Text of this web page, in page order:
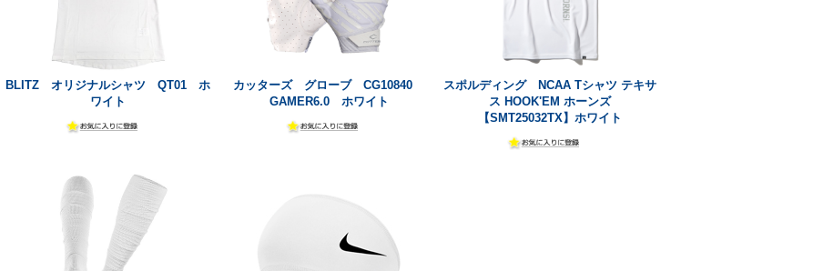
BLITZ オリジナルシャツ QT01 ホ
ワイト
カッターズ グローブ CG10840
GAMER6.0 ホワイト
スポルディング NCAA Tシャツ テキサ
ス HOOK'EM ホーンズ
【SMT25032TX】ホワイト